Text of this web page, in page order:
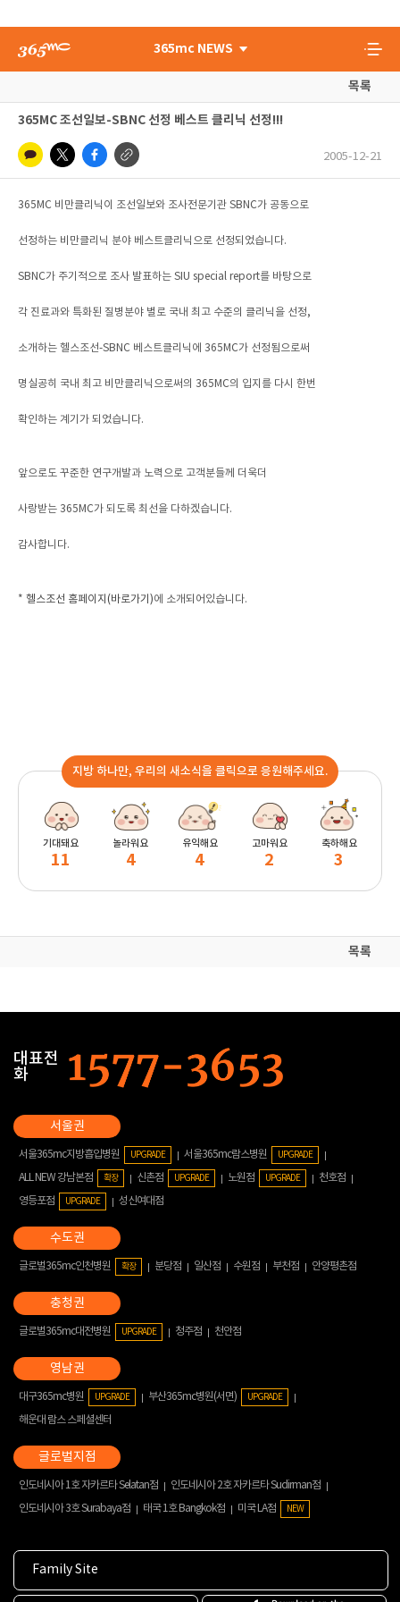
365mc NEWS
목록
365MC 조선일보-SBNC 선정 베스트 클리닉 선정!!!
2005-12-21
365MC 비만클리닉이 조선일보와 조사전문기관 SBNC가 공동으로
선정하는 비만클리닉 분야 베스트클리닉으로 선정되었습니다.
SBNC가 주기적으로 조사 발표하는 SIU special report를 바탕으로
각 진료과와 특화된 질병분야 별로 국내 최고 수준의 클리닉을 선정,
소개하는 헬스조선-SBNC 베스트클리닉에 365MC가 선정됨으로써
명실공히 국내 최고 비만클리닉으로써의 365MC의 입지를 다시 한번
확인하는 계기가 되었습니다.
앞으로도 꾸준한 연구개발과 노력으로 고객분들께 더욱더
사랑받는 365MC가 되도록 최선을 다하겠습니다.
감사합니다.
* 헬스조선 홈페이지(바로가기)에 소개되어있습니다.
지방 하나만, 우리의 새소식을 클릭으로 응원해주세요.
기대돼요
11
놀라워요
4
유익해요
4
고마워요
2
축하해요
3
목록
대표전
화
서울365mc지방흡입병원 UPGRADE 서울365mc람스병원 UPGRADE
ALL NEW 강남본점 확장 신촌점 UPGRADE 노원점 UPGRADE
천호점
영등포점
UPGRADE 성신여대점
글로벌365mc인천병원 확장 분당점 일산점 수원점 부천점 안양평촌점
글로벌365mc대전병원 UPGRADE 청주점 천안점
대구365mc병원 UPGRADE 부산365mc병원(서면) UPGRADE
해운대 람스 스페셜센터
인도네시아 1호 자카르타 Selatan점
인도네시아 2호 자카르타 Sudirman점
인도네시아 3호 Surabaya점
태국 1호 Bangkok점 미국 LA점 NEW
Family Site